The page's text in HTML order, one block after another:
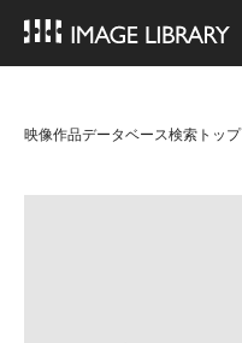
映像作品データベース検索トップ